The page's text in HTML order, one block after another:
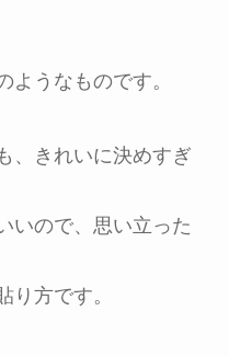
ようなものです。
、きれいに決めすぎ
いので、思い立った
り方です。